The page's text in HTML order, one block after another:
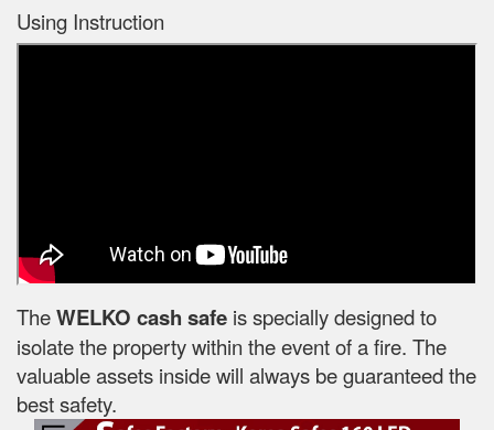
Using Instruction
TheWELKO cash safe is specially designed to
isolate the property within the event of a fire. The
valuable assets inside will always be guaranteed the
best safety.